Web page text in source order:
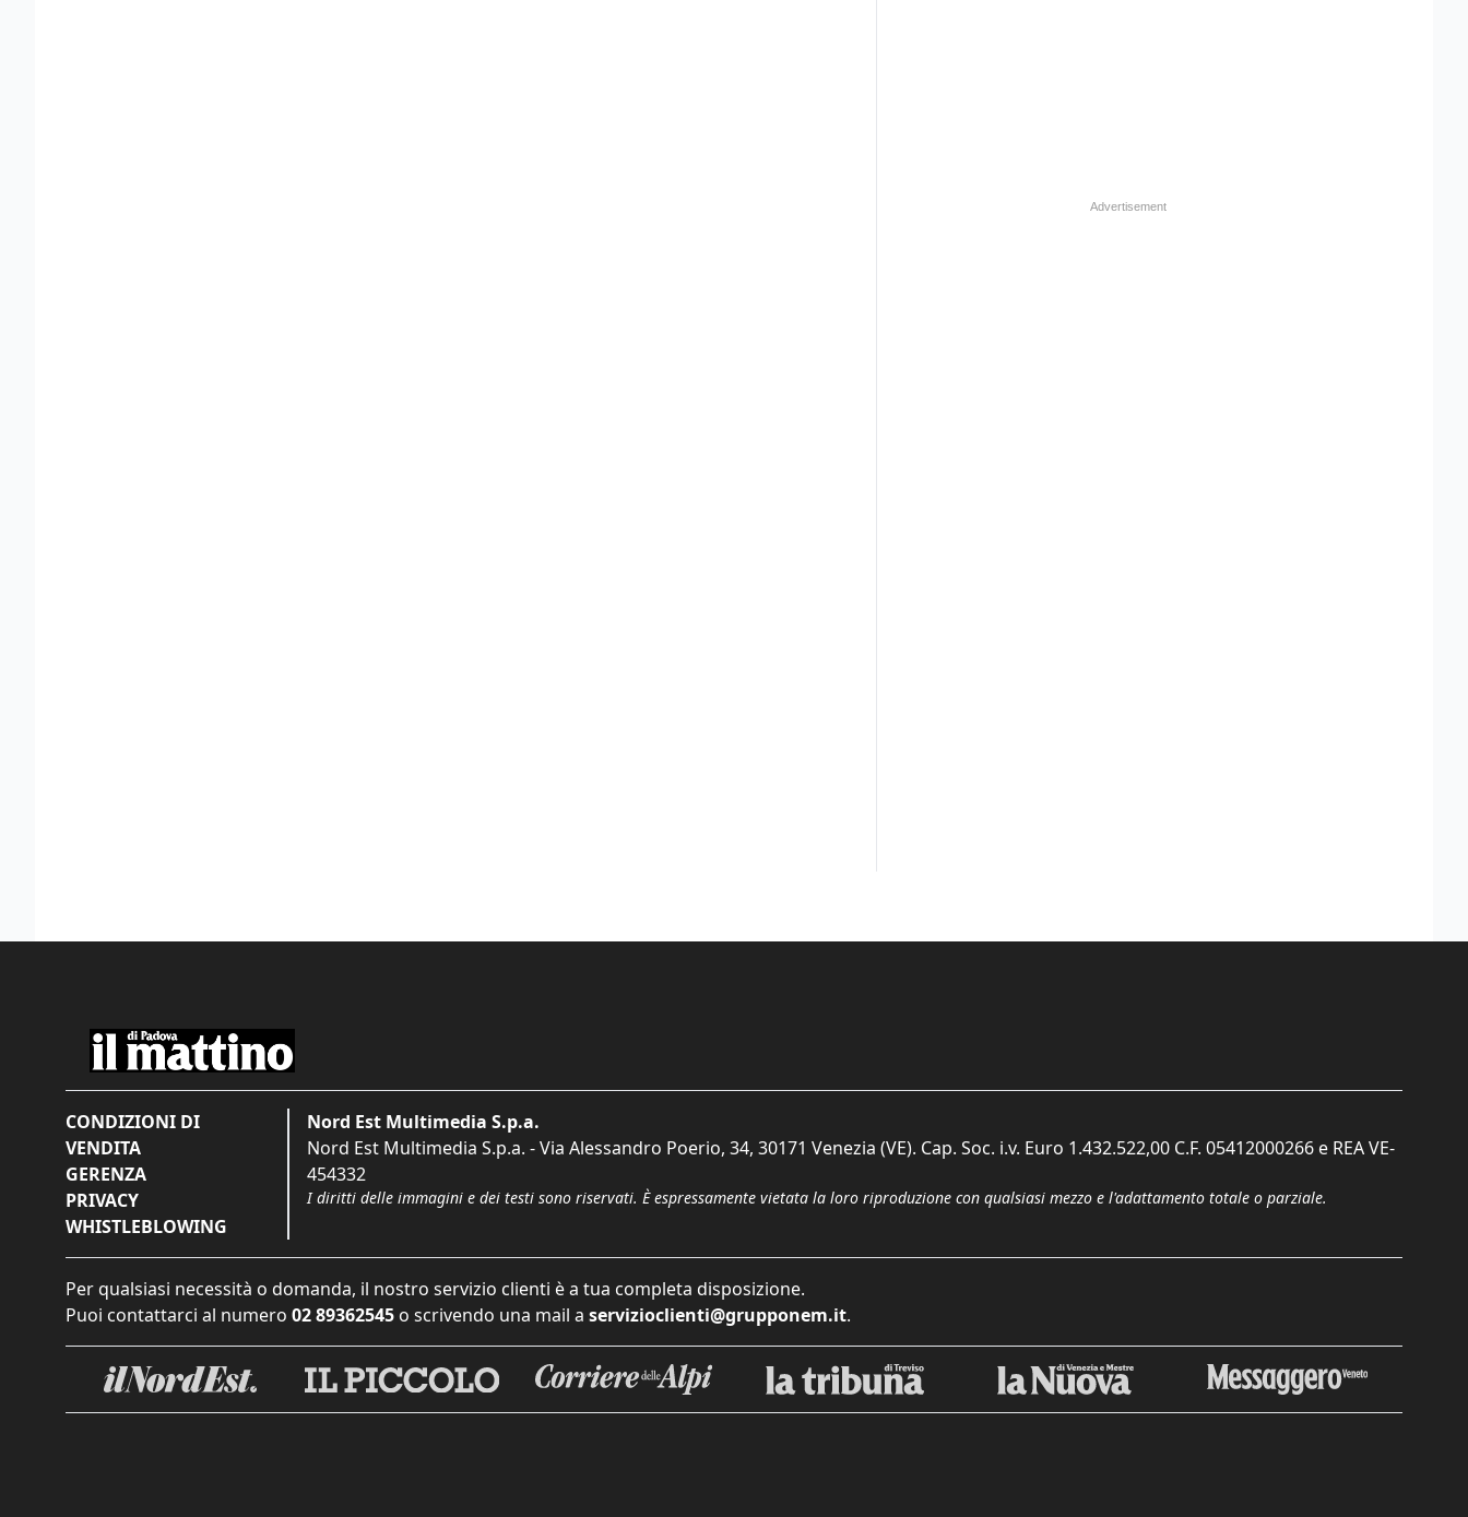
CONDIZIONI DI
VENDITA
GERENZA
PRIVACY
WHISTLEBLOWING
Nord Est Multimedia S.p.a.
Nord Est Multimedia S.p.a. - Via Alessandro Poerio, 34, 30171 Venezia (VE). Cap. Soc. i.v. Euro 1.432.522,00 C.F. 05412000266 e REA VE-
454332
I diritti delle immagini e dei testi sono riservati. È espressamente vietata la loro riproduzione con qualsiasi mezzo e l'adattamento totale o parziale.
Per qualsiasi necessità o domanda, il nostro servizio clienti è a tua completa disposizione.
Puoi contattarci al numero 02 89362545 o scrivendo una mail a servizioclienti@grupponem.it.